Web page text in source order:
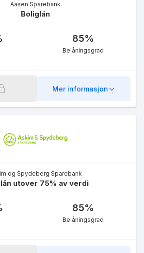
Mellomfinansiering
eff.rente
Aasen Sparebank
Boliglån
85%
Belåningsgrad
Mer informasjon
og Spydeberg Sparebank
utover 75% av verdi
85%
Belåningsgrad